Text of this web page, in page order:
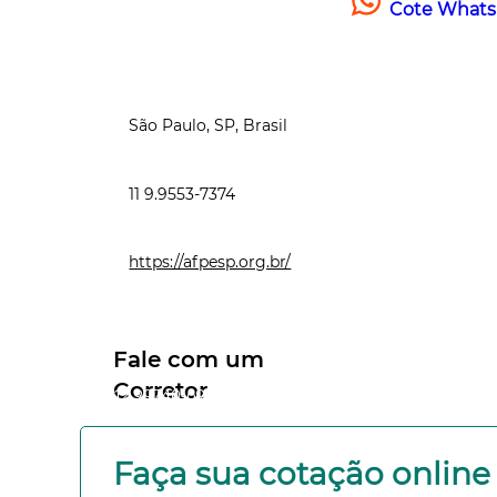
Cote
São Paulo, SP, Brasil
11 9.9553-7374
https://afpesp.org.br/
Fale com um
Corretor
12 99740-6958
Faça sua cotação online